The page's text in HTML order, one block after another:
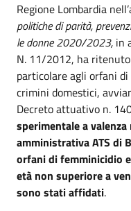
Regione Lombardia
politiche di parità,
le donne 2020/2023, in
N. 11/2012, ha
particolare agli orfani
crimini domestici,
Decreto attuativo n.
sperimentale a
amministrativa ATS di
orfani di femminicidio
età non superiore a
sono stati affidati.